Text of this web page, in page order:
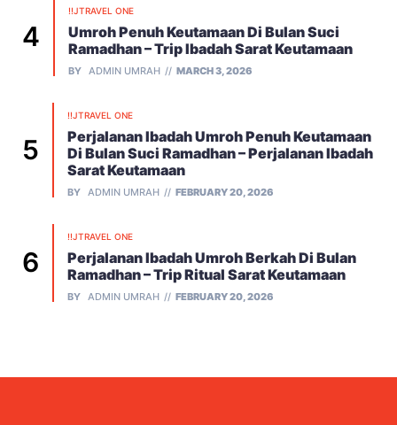
!!JTRAVEL ONE
Umroh Penuh Keutamaan Di Bulan Suci
Ramadhan – Trip Ibadah Sarat Keutamaan
BY ADMIN UMRAH MARCH 3, 2026
!!JTRAVEL ONE
Perjalanan Ibadah Umroh Penuh Keutamaan
Di Bulan Suci Ramadhan – Perjalanan Ibadah
Sarat Keutamaan
BY ADMIN UMRAH FEBRUARY 20, 2026
!!JTRAVEL ONE
Perjalanan Ibadah Umroh Berkah Di Bulan
Ramadhan – Trip Ritual Sarat Keutamaan
BY ADMIN UMRAH FEBRUARY 20, 2026